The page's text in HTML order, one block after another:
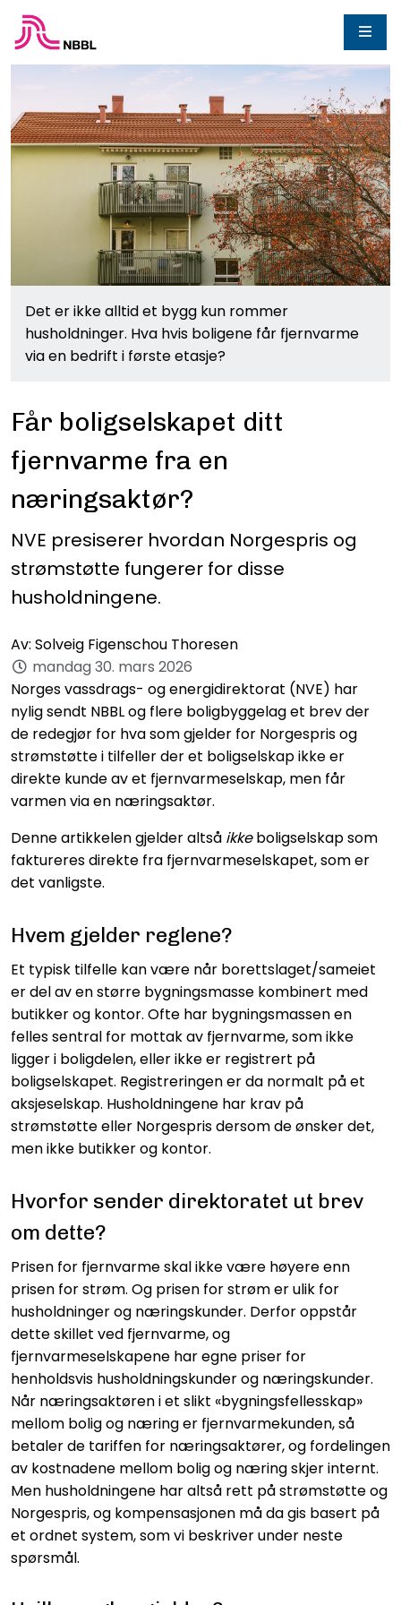
Det er ikke alltid et bygg kun rommer
husholdninger. Hva hvis boligene får fjernvarme
via en bedrift i første etasje?
Får boligselskapet ditt
fjernvarme fra en
næringsaktør?
NVE presiserer hvordan Norgespris og
strømstøtte fungerer for disse
husholdningene.
Av: Solveig Figenschou Thoresen
mandag 30. mars 2026
Norges vassdrags- og energidirektorat (NVE) har
nylig sendt NBBL og flere boligbyggelag et brev der
de redegjør for hva som gjelder for Norgespris og
strømstøtte i tilfeller der et boligselskap ikke er
direkte kunde av et fjernvarmeselskap, men får
varmen via en næringsaktør.
Denne artikkelen gjelder altså ikkeboligselskap som
faktureres direkte fra fjernvarmeselskapet, som er
det vanligste.
Hvem gjelder reglene?
Et typisk tilfelle kan være når borettslaget/sameiet
er del av en større bygningsmasse kombinert med
butikker og kontor. Ofte har bygningsmassen en
felles sentral for mottak av fjernvarme, som ikke
ligger i boligdelen, eller ikke er registrert på
boligselskapet. Registreringen er da normalt på et
aksjeselskap. Husholdningene har krav på
strømstøtte eller Norgespris dersom de ønsker det,
men ikke butikker og kontor.
Hvorfor sender direktoratet ut brev
om dette?
Prisen for fjernvarme skal ikke være høyere enn
prisen for strøm. Og prisen for strøm er ulik for
husholdninger og næringskunder. Derfor oppstår
dette skillet ved fjernvarme, og
fjernvarmeselskapene har egne priser for
henholdsvis husholdningskunder og næringskunder.
Når næringsaktøren i et slikt «bygningsfellesskap»
mellom bolig og næring er fjernvarmekunden, så
betaler de tariffen for næringsaktører, og fordelingen
av kostnadene mellom bolig og næring skjer internt.
Men husholdningene har altså rett på strømstøtte og
Norgespris, og kompensasjonen må da gis basert på
et ordnet system, som vi beskriver under neste
spørsmål.